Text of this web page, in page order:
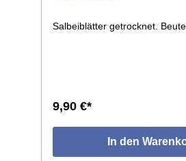
Salbeiblätter getrocknet.
9,90 €*
In den